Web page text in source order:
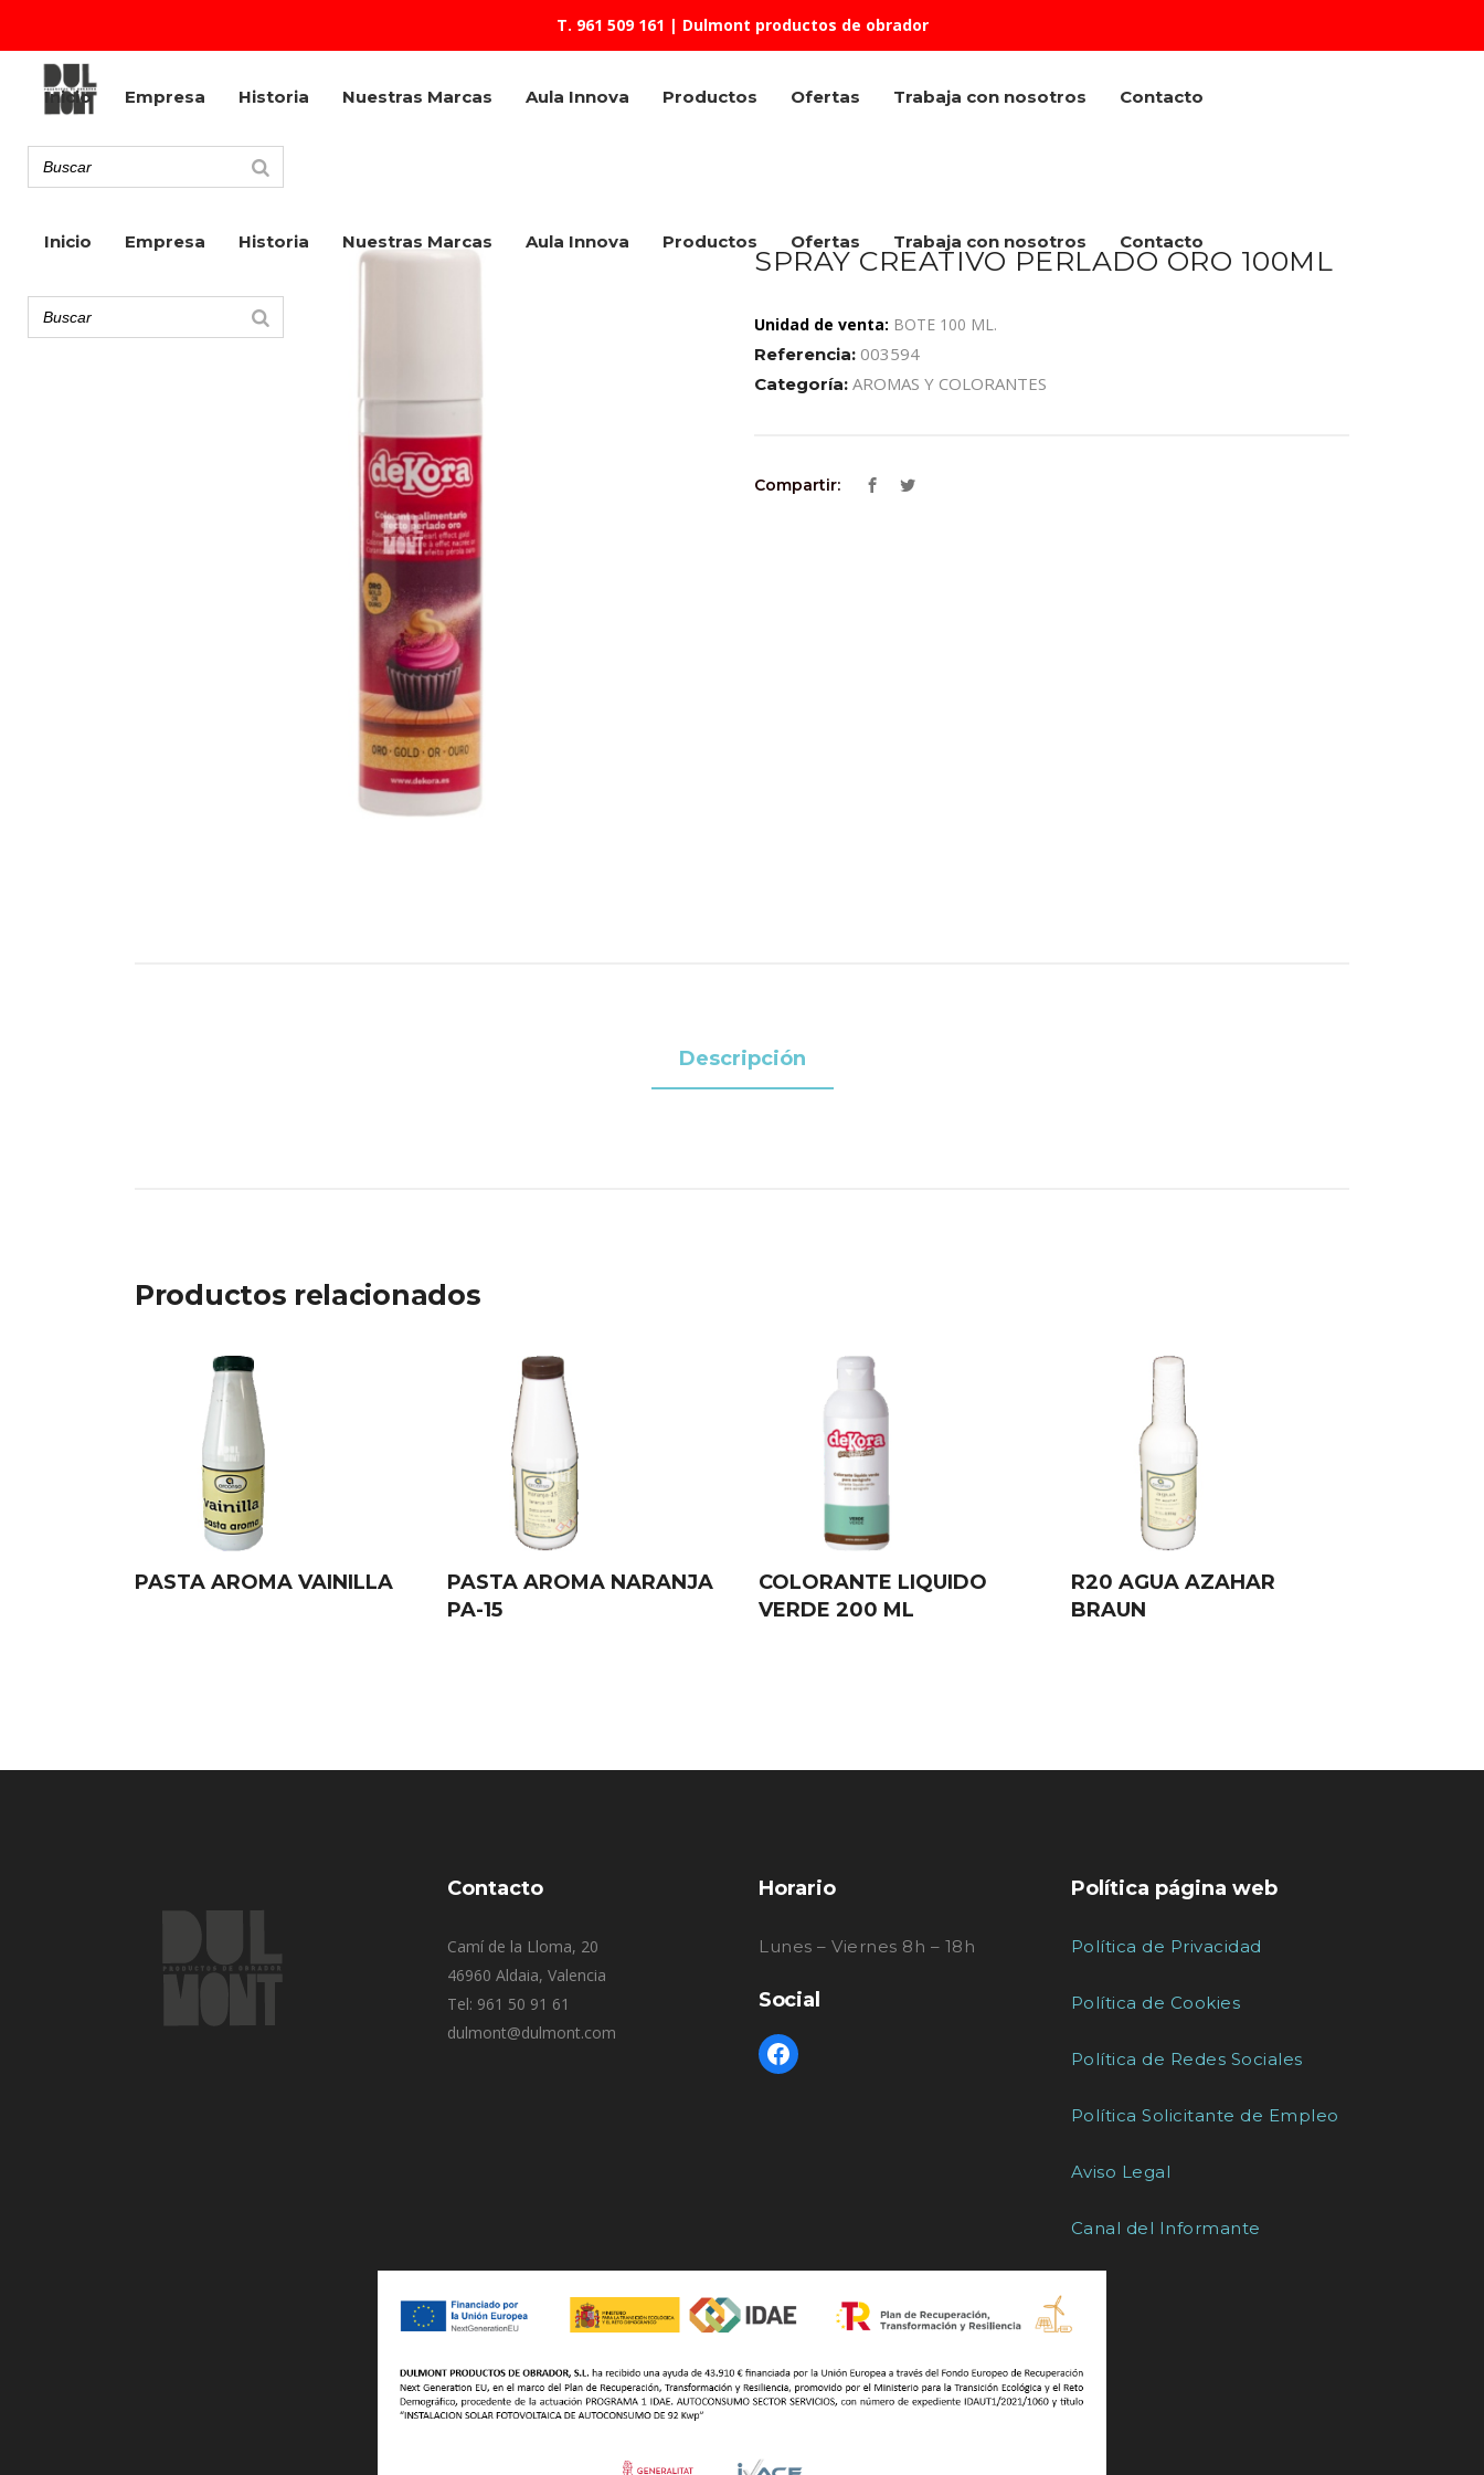
T. 961 509 161 | Dulmont productos de obrador
Inicio Empresa Historia Nuestras Marcas Aula Innova Productos Ofertas Trabaja con nosotros Contacto
Inicio Empresa Historia Nuestras Marcas Aula Innova Productos Ofertas Trabaja con nosotros Contacto
SPRAY CREATIVO PERLADO ORO 100ML
Unidad de venta: BOTE 100 ML.
Referencia: 003594
Categoría: AROMAS Y COLORANTES
Compartir:
Descripción
Productos relacionados
PASTA AROMA VAINILLA
PASTA AROMA NARANJA
PA-15
COLORANTE LIQUIDO
VERDE 200 ML
R20 AGUA AZAHAR
BRAUN
Contacto
Camí de la Lloma, 20
46960 Aldaia, Valencia
Tel: 961 50 91 61
dulmont@dulmont.com
Horario
Lunes – Viernes 8h – 18h
Social
Política página web
Política de Privacidad
Política de Cookies
Política de Redes Sociales
Política Solicitante de Empleo
Aviso Legal
Canal del Informante